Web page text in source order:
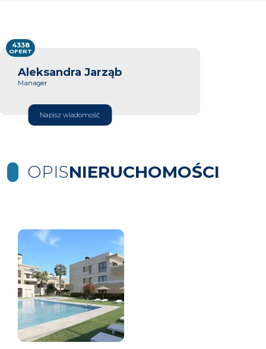
Aleksandra Jarząb
Manager
Napisz wiadomość
4338
OFERT
OPISNIERUCHOMOŚCI